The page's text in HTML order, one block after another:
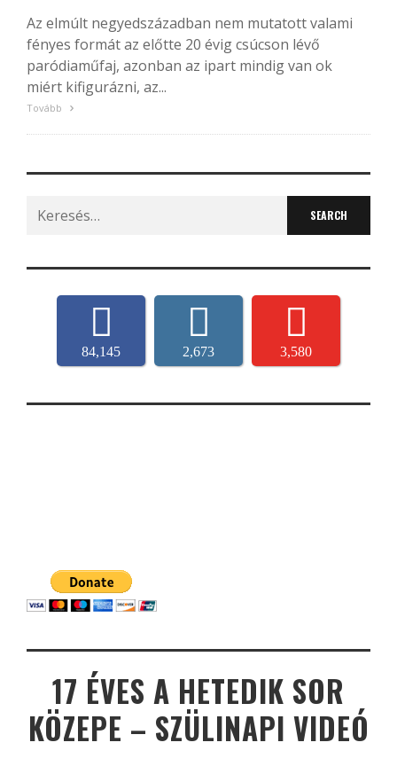
Az elmúlt negyedszázadban nem mutatott valami
fényes formát az előtte 20 évig csúcson lévő
paródiaműfaj, azonban az ipart mindig van ok
miért kifigurázni, az...
Tovább
Search
for:
84,145 2,673 3,580
17 ÉVES A HETEDIK SOR
KÖZEPE – SZÜLINAPI VIDEÓ